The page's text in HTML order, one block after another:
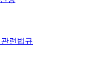
련법규